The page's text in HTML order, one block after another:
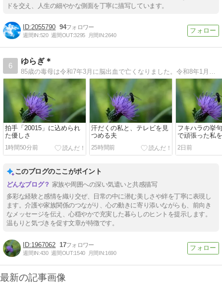
ドを交え、人生の細やかな側面を丁寧に描写しています。
2055790 94
週間IN:520 週間OUT:3295 月間IN:2640
6
ゆらぎ＊
85歳の毒母は令和7年3月に脳出血で亡くなりました。令和8年1月93歳で父は亡くなりました。思春期からの摂食障害持ち。
拍手「20015」に込められ
た優しさ
1時間50分前
汗だくの私と、テレビを見
つめる夫
25時間前
フキハラの挙
で頑張った私
無視
2日前
このブログのここがポイント
家族や周囲への深い気遣いと共感描写
多彩な経験と感情を織り交ぜ、日常の中に潜む美しさや絆を丁寧に表現し
ます。介護や家族関係のつながり、心の動きに寄り添いながらも、前向き
なメッセージを伝え、心穏やかで充実した暮らしのヒントを提示します。
温もりと気づきを促す文章が特徴です。
1967062 17
週間IN:430 週間OUT:1540 月間IN:1690
最新の記事画像